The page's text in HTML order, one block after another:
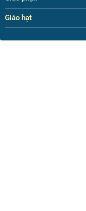
Giáo hạt